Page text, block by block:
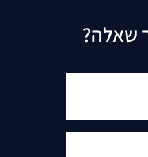
שאלה?